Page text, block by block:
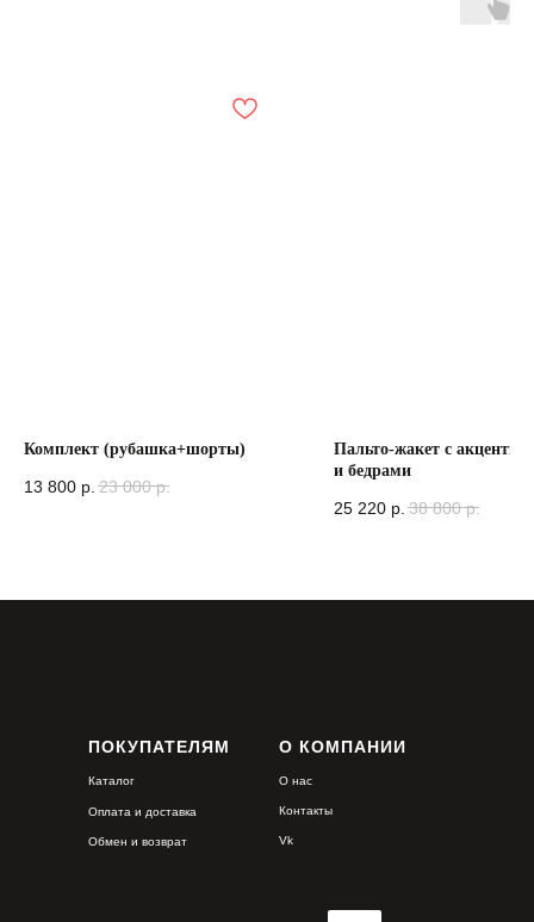
Комплект (рубашка+шорты)
13 800 р. 23 000 р.
Пальто-жакет с
и бедрами
25 220 р. 38 800 р.
ПОКУПАТЕЛЯМ
Каталог
Оплата и доставка
Обмен и возврат
О КОМПАНИИ
О нас
Контакты
Vk